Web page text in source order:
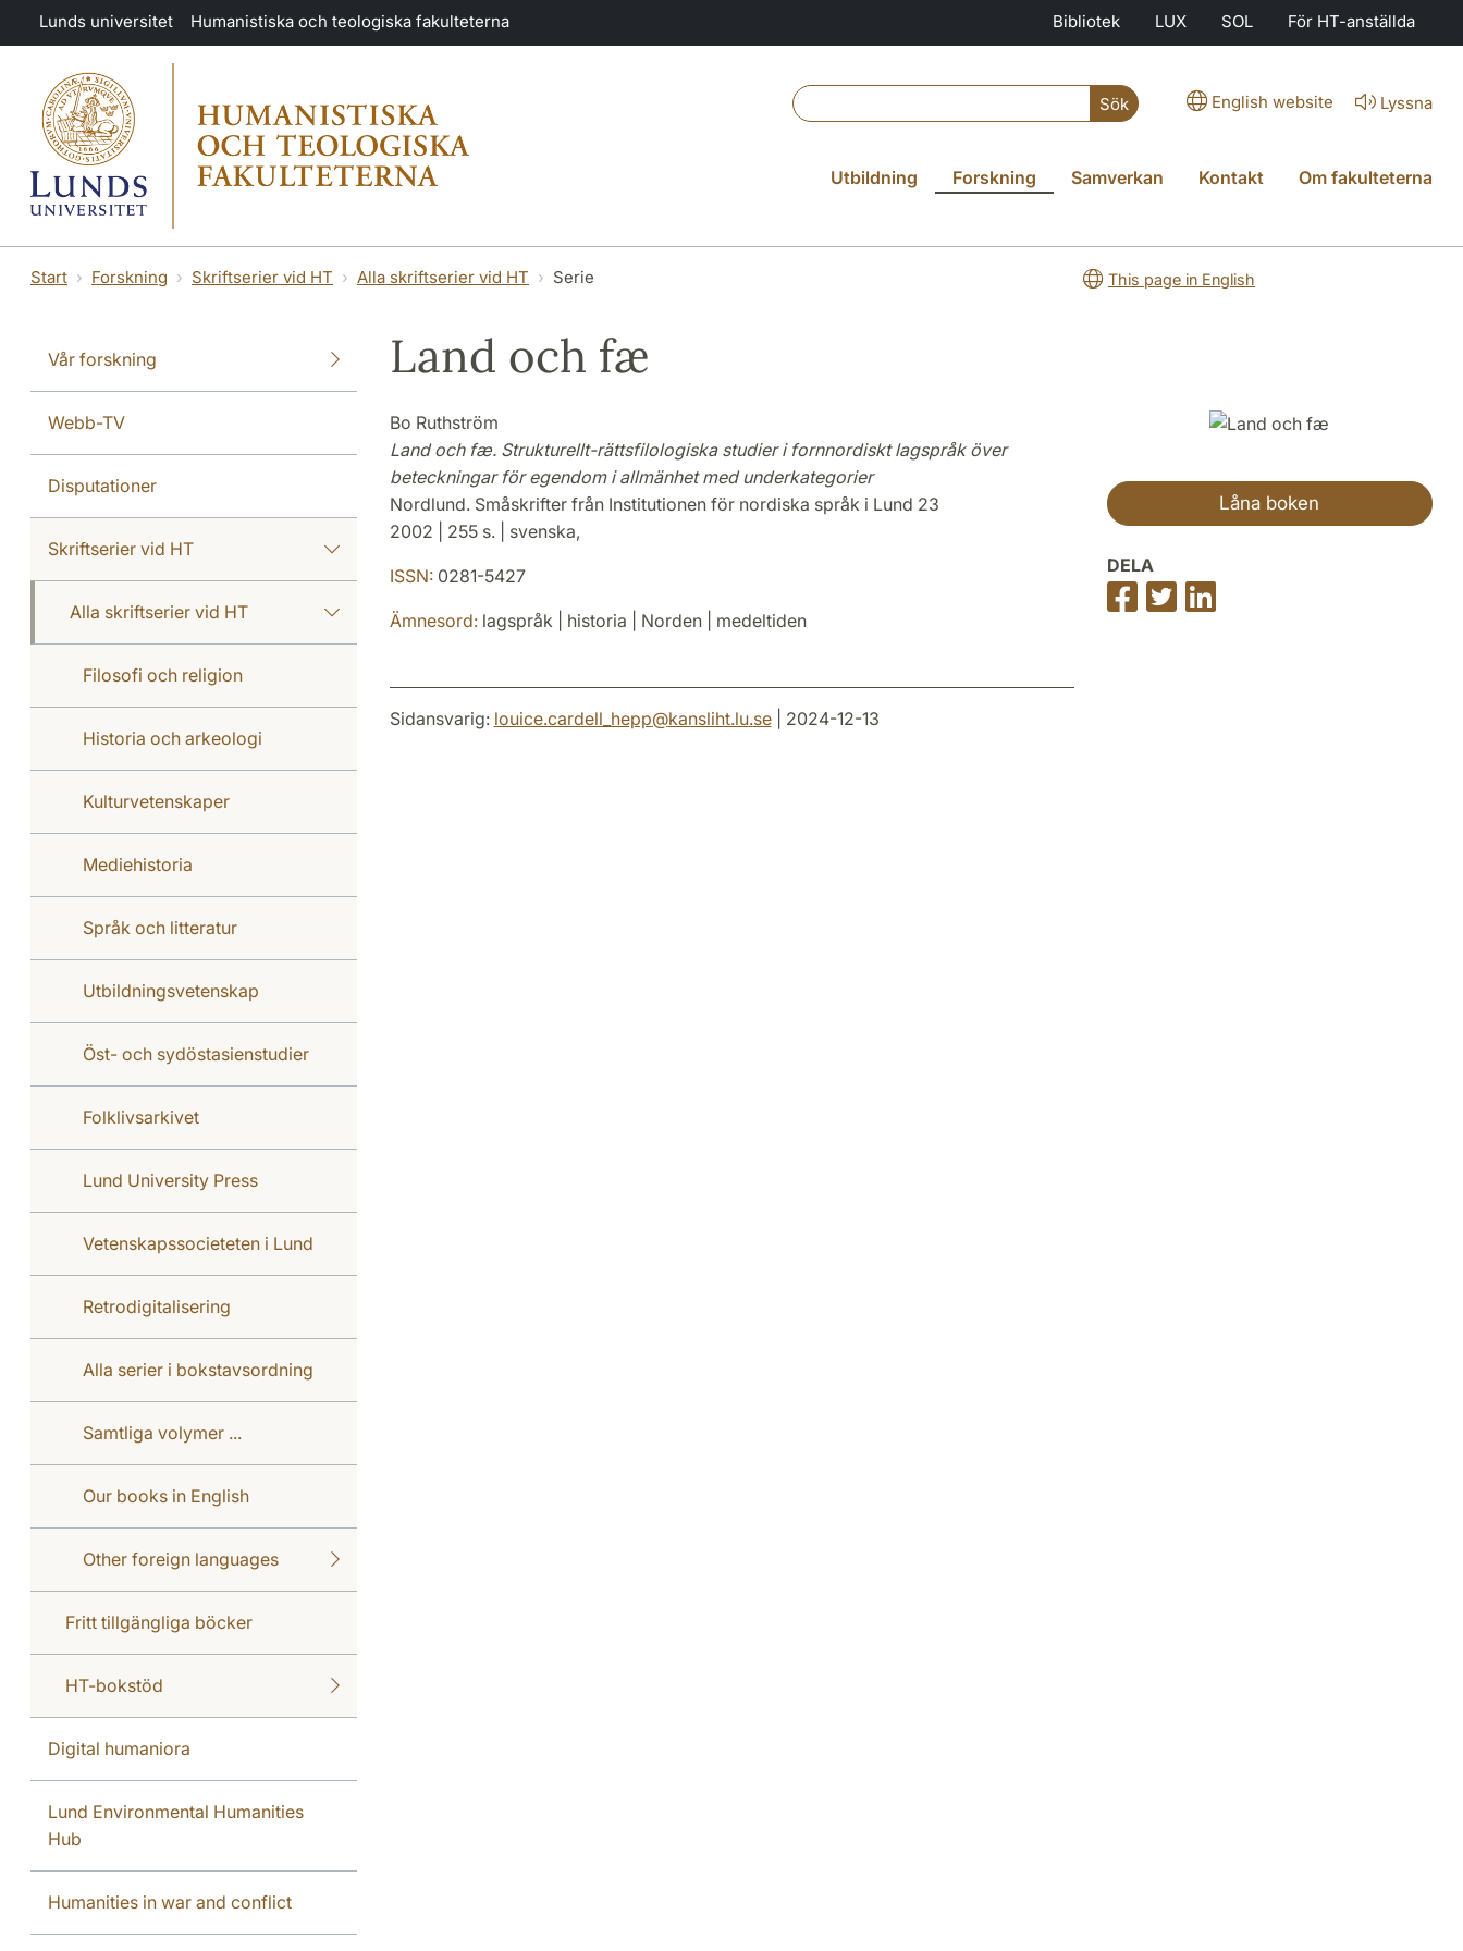
Hoppa till huvudinnehåll
Lunds universitet Humanistiska och teologiska fakulteterna Bibliotek LUX SOL För HT-anställda
Sök English website Lyssna
Utbildning Forskning Samverkan Kontakt Om fakulteterna
Start Forskning Skriftserier vid HT Alla skriftserier vid HT Serie This page in English
Vår forskning
Webb-TV
Disputationer
Skriftserier vid HT
Alla skriftserier vid HT
Filosofi och religion
Historia och arkeologi
Kulturvetenskaper
Mediehistoria
Språk och litteratur
Utbildningsvetenskap
Öst- och sydöstasienstudier
Folklivsarkivet
Lund University Press
Vetenskapssocieteten i Lund
Retrodigitalisering
Alla serier i bokstavsordning
Samtliga volymer ...
Our books in English
Other foreign languages
Fritt tillgängliga böcker
HT-bokstöd
Digital humaniora
Lund Environmental Humanities
Hub
Humanities in war and conflict
Land och fæ
Bo Ruthström
Land och fæ. Strukturellt-rättsfilologiska studier i fornnordiskt lagspråk över
beteckningar för egendom i allmänhet med underkategorier
Nordlund. Småskrifter från Institutionen för nordiska språk i Lund 23
2002 | 255 s. | svenska,
ISSN:0281-5427
Ämnesord:lagspråk | historia | Norden | medeltiden
Låna boken
DELA
Dela
på
Dela
på
på
Sidansvarig: louice.cardell_hepp@kansliht.lu.se| 2024-12-13